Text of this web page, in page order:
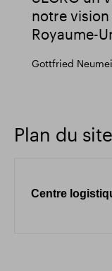
notre
Royaume-
Gottfried
Plan du site
Centre